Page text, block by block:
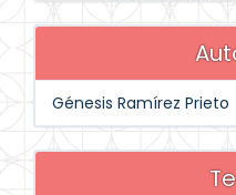
Génesis Ramírez Prieto